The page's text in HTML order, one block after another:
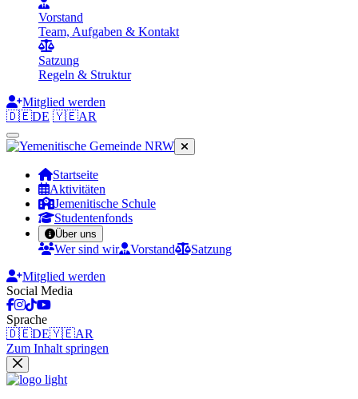
Vorstand
Team, Aufgaben & Kontakt
Satzung
Regeln & Struktur
Mitglied werden
🇩🇪DE 🇾🇪AR
Startseite
Aktivitäten
Jemenitische Schule
Studentenfonds
Über uns
Wer sind wir Vorstand
Satzung
Mitglied werden
Social Media
Sprache
🇩🇪DE🇾🇪AR
Zum Inhalt springen